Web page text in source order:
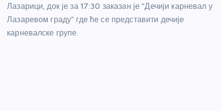
Лазарици, док је за 17:30 заказан је “Дечији карневал у
Лазаревом граду” где ће се представити дечије
карневалске групе.